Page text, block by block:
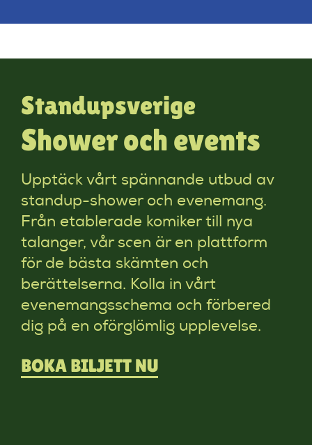
Standupsverige
Shower och events
Upptäck vårt spännande utbud av
standup-shower och evenemang.
Från etablerade komiker till nya
talanger, vår scen är en plattform
för de bästa skämten och
berättelserna. Kolla in vårt
evenemangsschema och förbered
dig på en oförglömlig upplevelse.
BOKA BILJETT NU